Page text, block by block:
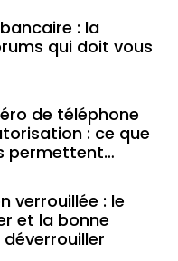
: la
qui doit vous
de téléphone
: ce que
permettent
verrouillée : le
et la bonne